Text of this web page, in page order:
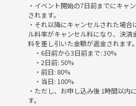
・イベント開始の7日前までにキャ
されます。
・それ以降にキャンセルされた場
ル料率がキャンセル料になり、決
料を差し引いた金額が返金されます。
・6日前から3日前まで: 30%
・2日前: 50%
・前日: 80%
・当日: 100%
・ただし、お申し込み後 1時間以内
す。